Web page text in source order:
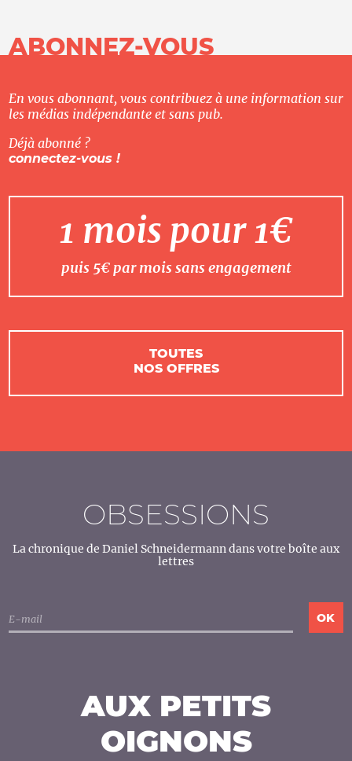
ABONNEZ-VOUS
En vous abonnant, vous contribuez à une information sur
les médias indépendante et sans pub.
Déjà abonné ?
connectez-vous !
1 mois pour 1€
puis 5€ par mois sans engagement
TOUTES
NOS OFFRES
OBSESSIONS
La chronique de Daniel Schneidermann dans votre boîte aux
lettres
AUX PETITS
OIGNONS